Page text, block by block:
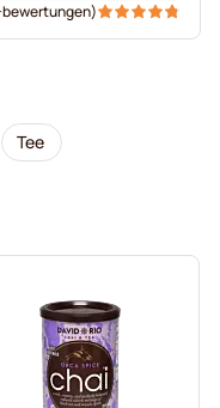
bewertungen)
Tee